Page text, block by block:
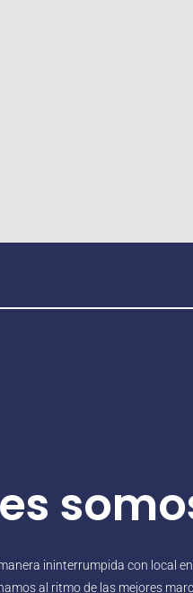
ininterrumpida con local
al ritmo de las mejores